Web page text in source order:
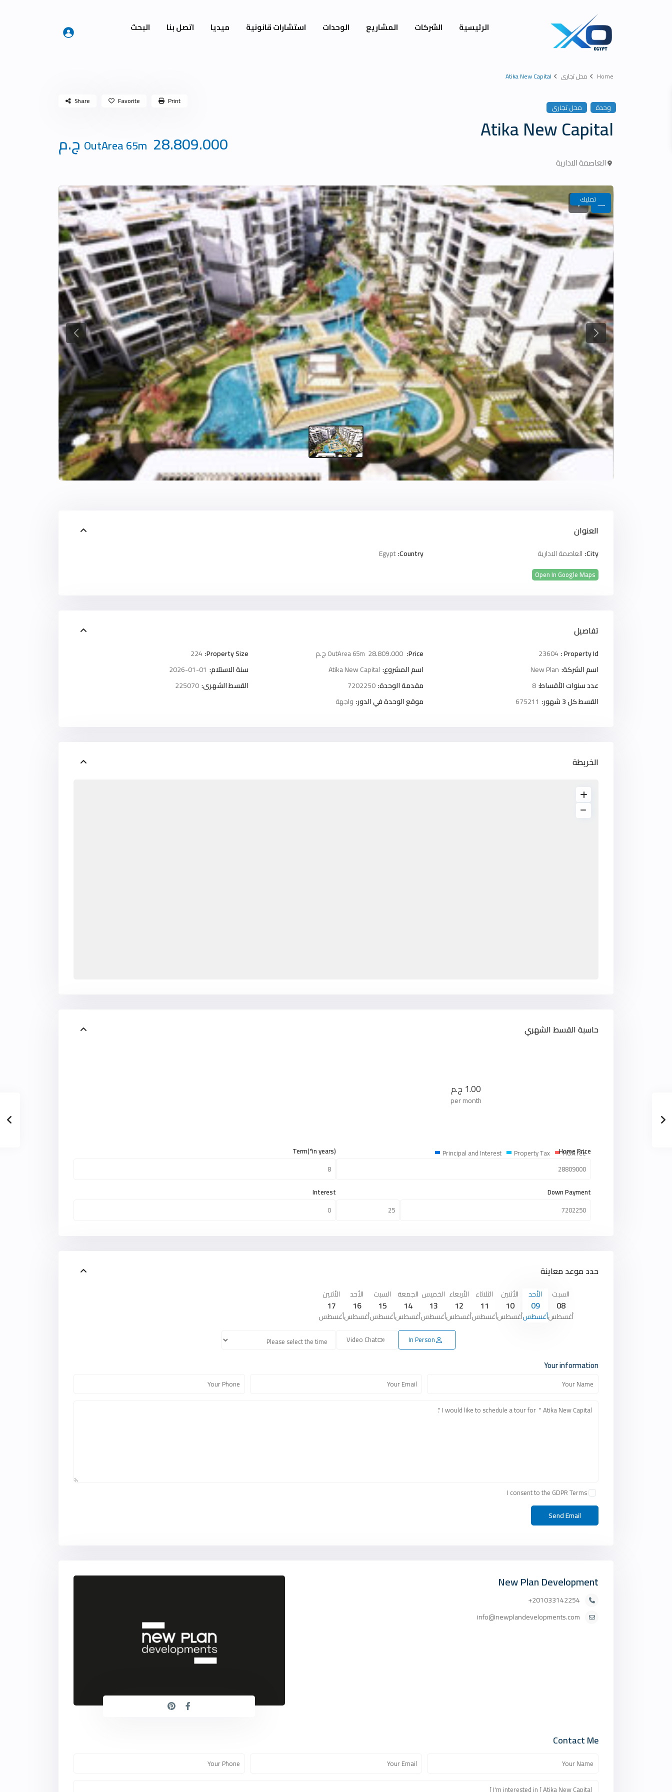
الرئيسية الشركات المشاريع الوحدات استشارات قانونية ميديا اتصل بنا البحث
Home محل تجارى Atika New Capital
وحدة محل تجارى
Atika New Capital 28.809.000 ج.م
العاصمة الادارية
Share Favorite Print
تمليك
العنوان
City: العاصمة الادارية Country:
Egypt
Open In Google Maps
تفاصيل
Property Id :
23604
Price: 28.809.000 ج.م Property Size:
224
اسم الشركة: New Plan اسم المشروع: Atika New Capital سنة الاستلام: 2026-01-01
عدد سنوات الأقساط:8 مقدمة الوحدة:7202250 القسط الشهرى:225070
القسط كل 3 شهور:
675211 موقع الوحدة في الدور: واجهة
الخريطة
حاسبة القسط الشهري
1.00 ج.م
per month
Principal and Interest Property Tax HOA fee
Home Price
Down Payment
Term(*in years)
Interest
حدد موعد معاينة
السبت
08
أغسطس
الأحد
09
أغسطس
الأثنين
10
أغسطس
الثلاثاء
11
أغسطس
الأربعاء
12
أغسطس
الخميس
13
أغسطس
الجمعة
14
أغسطس
السبت
15
أغسطس
الأحد
16
أغسطس
الأثنين
17
أغسطس
In Person
Video Chat
Your information
I consent to the GDPR Terms
New Plan Development
201033142254+
info@newplandevelopments.com
Contact Me